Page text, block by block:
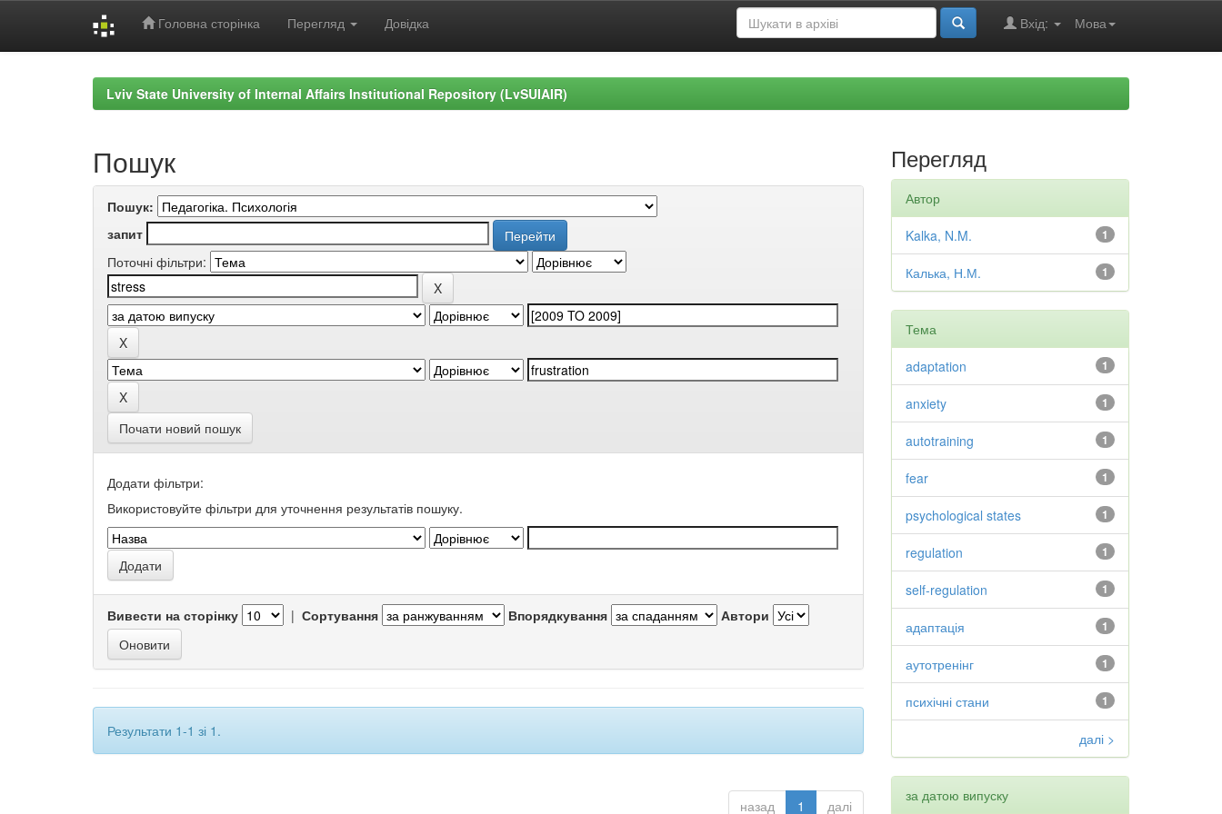
Головна сторінка Перегляд Довідка Мова
Вхід:
Lviv State University of Internal Affairs Institutional Repository (LvSUIAIR)
Пошук
Пошук:
запит
Поточні фільтри:
Почати новий пошук
Додати фільтри:
Використовуйте фільтри для уточнення результатів пошуку.
Вивести на сторінку | Сортування Впорядкування Автори
Результати 1-1 зі 1.
назад 1 далі
Перегляд
Автор
1
Kalka, N.M.
1
Калька, Н.М.
Тема
1
adaptation
1
anxiety
1
autotraining
1
fear
1
psychological states
1
regulation
1
self-regulation
1
адаптація
1
аутотренінг
1
психічні стани
далі >
за датою випуску